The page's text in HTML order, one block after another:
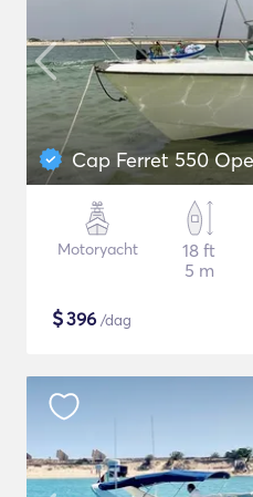
Cap Ferret 550
Motoryacht
18 ft
5 m
$396 /dag